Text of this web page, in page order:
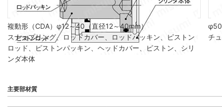
複動形（CDA）φ12～40（直径12～40mm）
スナップリング、ロッドカバー、ロッドパッキン、ピストン
ロッド、ピストンパッキン、ヘッドカバー、ピストン、シリ
ンダ本体
φ50
チ
主要部材質